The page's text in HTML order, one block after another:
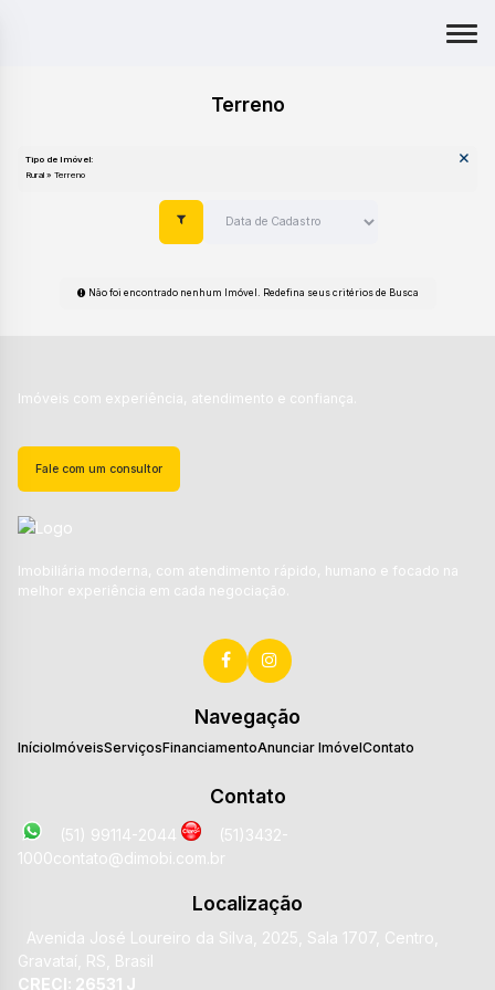
Terreno
Tipo de Imóvel:
Não foi encontrado nenhum Imóvel. Redefina seus critérios de Busca
Imóveis com experiência, atendimento e confiança.
Fale com um consultor
Imobiliária moderna, com atendimento rápido, humano e focado na
melhor experiência em cada negociação.
Navegação
InícioImóveisServiçosFinanciamentoAnunciar ImóvelContato
Contato
(51) 99114-2044
(51)3432-
1000contato@dimobi.com.br
Localização
Avenida José Loureiro da Silva 2025 Sala 1707, Centro
Gravataí RS Brasil
CRECI: 26531 J